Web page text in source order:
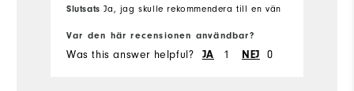
Slutsats Ja, jag skulle rekommendera till en vän
Var den här recensionen användbar?
Was this answer helpful? JA 1 NEJ 0